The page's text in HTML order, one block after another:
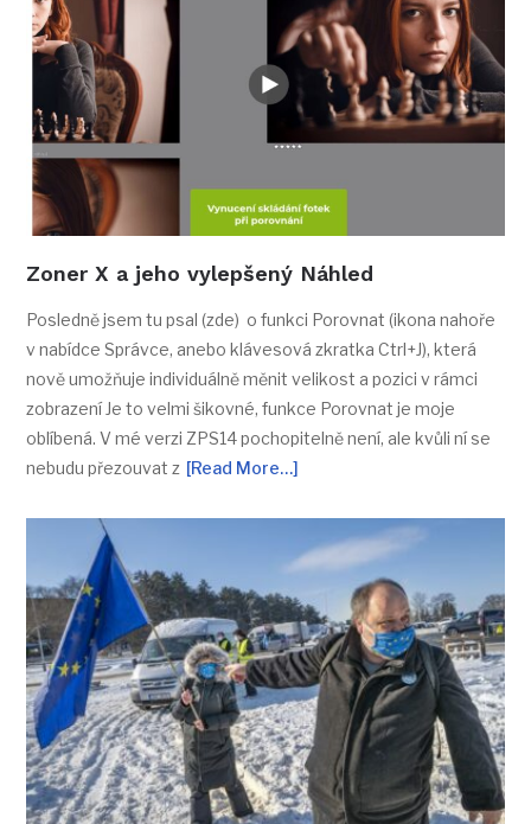
Zoner X a jeho vylepšený Náhled
Posledně jsem tu psal (zde) o funkci Porovnat (ikona nahoře
v nabídce Správce, anebo klávesová zkratka Ctrl+J), která
nově umožňuje individuálně měnit velikost a pozici v rámci
zobrazení Je to velmi šikovné, funkce Porovnat je moje
oblíbená. V mé verzi ZPS14 pochopitelně není, ale kvůli ní se
nebudu přezouvat z [Read More…]